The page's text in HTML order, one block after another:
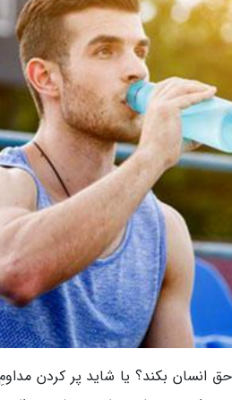
انسان بکند؟ یا شاید پر کردن